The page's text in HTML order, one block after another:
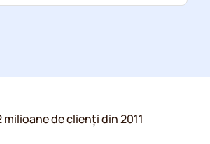
milioane de clienți din 2011